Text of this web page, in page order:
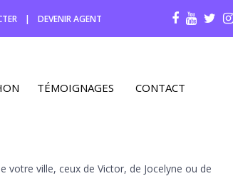
| DEVENIR AGENT
TÉMOIGNAGES CONTACT
ville, ceux de Victor, de Jocelyne ou de